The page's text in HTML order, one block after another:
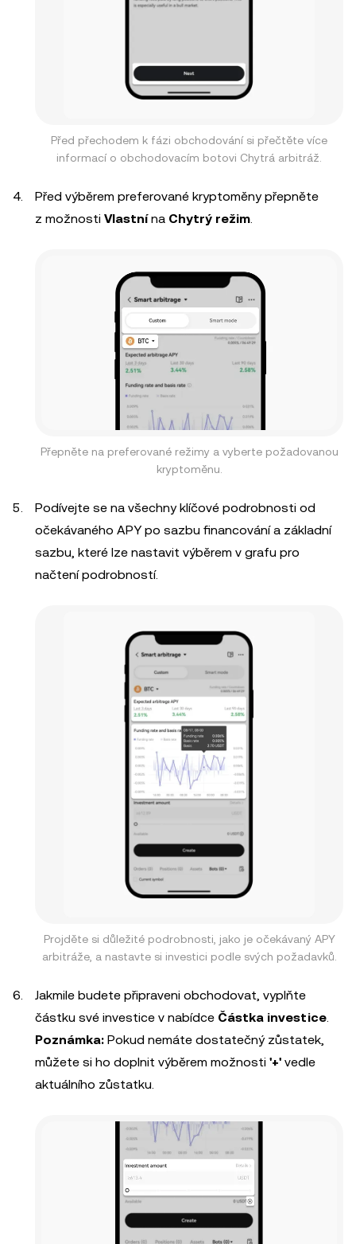
Před přechodem k fázi obchodování si přečtěte více
informací o obchodovacím botovi Chytrá arbitráž.
Před výběrem preferované kryptoměny přepněte
z možnosti Vlastnína Chytrý režim.
Přepněte na preferované režimy a vyberte požadovanou
kryptoměnu.
Podívejte se na všechny klíčové podrobnosti od
očekávaného APY po sazbu financování a základní
sazbu, které lze nastavit výběrem v grafu pro
načtení podrobností.
Projděte si důležité podrobnosti, jako je očekávaný APY
arbitráže, a nastavte si investici podle svých požadavků.
Jakmile budete připraveni obchodovat, vyplňte
částku své investice v nabídce Částka investice
Poznámka: Pokud nemáte dostatečný zůstatek,
můžete si ho doplnit výběrem možnosti '+' vedle
aktuálního zůstatku.